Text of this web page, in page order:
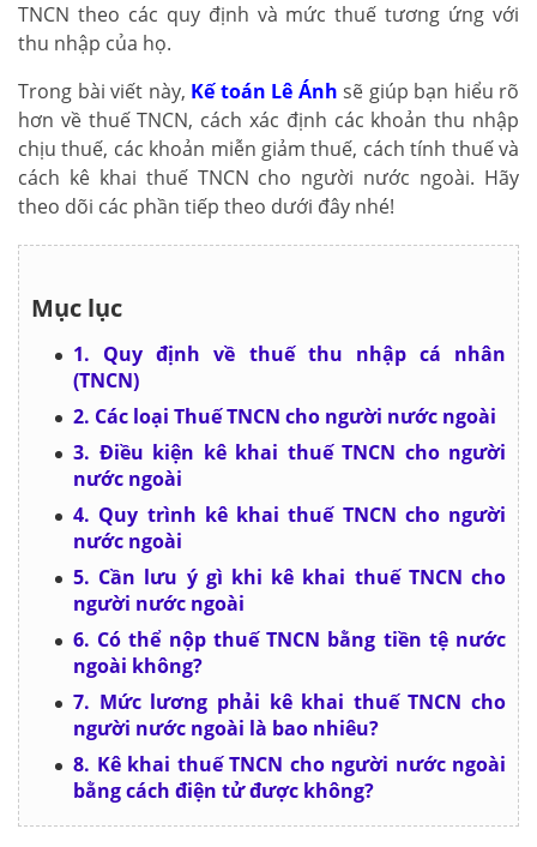
TNCN theo các quy định và mức thuế tương ứng với
thu nhập của họ.
Trong bài viết này, Kế toán Lê Ánh sẽ giúp bạn hiểu rõ
hơn về thuế TNCN, cách xác định các khoản thu nhập
chịu thuế, các khoản miễn giảm thuế, cách tính thuế và
cách kê khai thuế TNCN cho người nước ngoài. Hãy
theo dõi các phần tiếp theo dưới đây nhé!
Mục lục
1. Quy định về thuế thu nhập cá nhân
(TNCN)
2. Các loại Thuế TNCN cho người nước ngoài
3. Điều kiện kê khai thuế TNCN cho người
nước ngoài
4. Quy trình kê khai thuế TNCN cho người
nước ngoài
5. Cần lưu ý gì khi kê khai thuế TNCN cho
người nước ngoài
6. Có thể nộp thuế TNCN bằng tiền tệ nước
ngoài không?
7. Mức lương phải kê khai thuế TNCN cho
người nước ngoài là bao nhiêu?
8. Kê khai thuế TNCN cho người nước ngoài
bằng cách điện tử được không?